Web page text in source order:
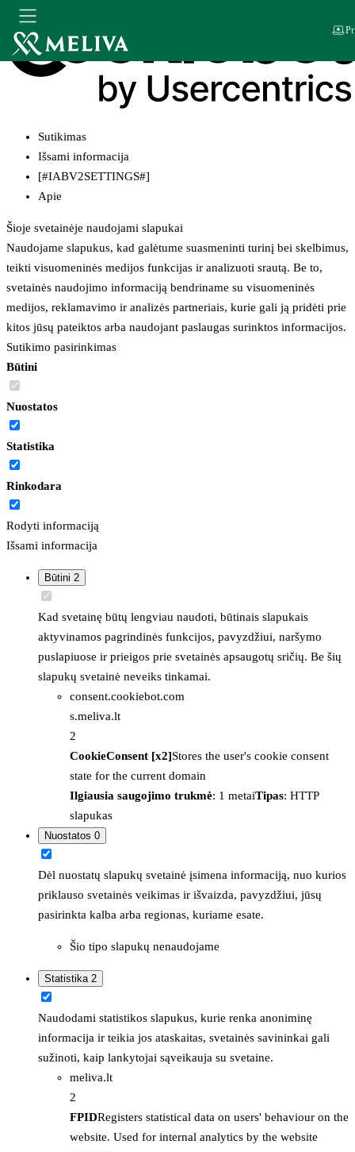
Sutikimas
Išsami informacija
[#IABV2SETTINGS#]
Apie
Šioje svetainėje naudojami slapukai
Naudojame slapukus, kad galėtume suasmeninti turinį bei skelbimus,
teikti visuomeninės medijos funkcijas ir analizuoti srautą. Be to,
svetainės naudojimo informaciją bendriname su visuomeninės
medijos, reklamavimo ir analizės partneriais, kurie gali ją pridėti prie
kitos jūsų pateiktos arba naudojant paslaugas surinktos informacijos.
Sutikimo pasirinkimas
Būtini
Nuostatos
Statistika
Rinkodara
Rodyti informaciją
Išsami informacija
Būtini 2
Kad svetainę būtų lengviau naudoti, būtinais slapukais
aktyvinamos pagrindinės funkcijos, pavyzdžiui, naršymo
puslapiuose ir prieigos prie svetainės apsaugotų sričių. Be šių
slapukų svetainė neveiks tinkamai.
consent.cookiebot.com
s.meliva.lt
2
CookieConsent [x2]Stores the user's cookie consent
state for the current domain
Ilgiausia saugojimo trukmė: 1 metaiTipas: HTTP
slapukas
Nuostatos 0
Dėl nuostatų slapukų svetainė įsimena informaciją, nuo kurios
priklauso svetainės veikimas ir išvaizda, pavyzdžiui, jūsų
pasirinkta kalba arba regionas, kuriame esate.
Šio tipo slapukų nenaudojame
Statistika 2
Naudodami statistikos slapukus, kurie renka anoniminę
informacija ir teikia jos ataskaitas, svetainės savininkai gali
sužinoti, kaip lankytojai sąveikauja su svetaine.
meliva.lt
2
FPIDRegisters statistical data on users' behaviour on the
website. Used for internal analytics by the website